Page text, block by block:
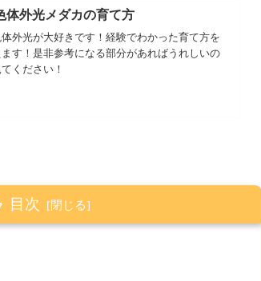
体外光メダカの育て方
外光が大好きです！経験でわかった育て方を
す！是非参考になる部分があればうれしいの
ください！
目次